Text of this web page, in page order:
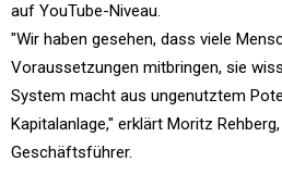
auf YouTube-Niveau.
"Wir haben gesehen, dass viele
Voraussetzungen mitbringen, sie
System macht aus ungenutztem
Kapitalanlage," erklärt Moritz
Geschäftsführer.